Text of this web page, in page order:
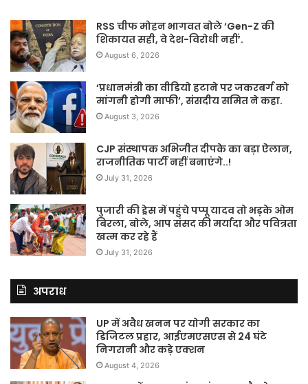
RSS चीफ मोहन भागवत बोले ‘Gen-Z की
शिकायत सही, वे देश-विरोधी नहीं’.
August 6, 2026
‘प्रधानमंत्री का वीडियो हटाने पर जकरबर्ग को
मांगनी होगी माफी’, संसदीय समित ने कहा.
August 3, 2026
CJP संस्थापक अभिजीत दीपके का बड़ा ऐलान,
राजनीतिक पार्टी नहीं बनाएंगे..!
July 31, 2026
पुजारी की ड्रेस में पहुंचे पप्पू यादव तो भड़के ओम
बिरला, बोले, आप संसद की मर्यादा और पवित्रता
खत्म कर रहे हैं
July 31, 2026
अपराध
UP में अवैध खनन पर योगी सरकार का
डिजिटल प्रहार, आईएमएसएस से 24 घंटे
निगरानी और कड़े एक्शन
August 4, 2026